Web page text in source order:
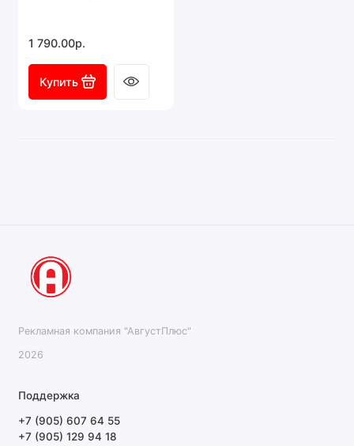
1 790.00р.
Купить
Рекламная компания "АвгустПлюс"
2026
Поддержка
+7 (905) 607 64 55
+7 (905) 129 94 18